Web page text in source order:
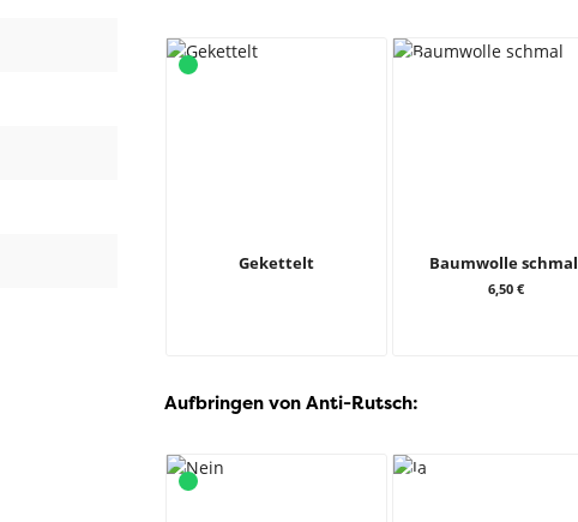
Gekettelt Baumwolle schmal
6,50 €
Aufbringen von Anti-Rutsch: